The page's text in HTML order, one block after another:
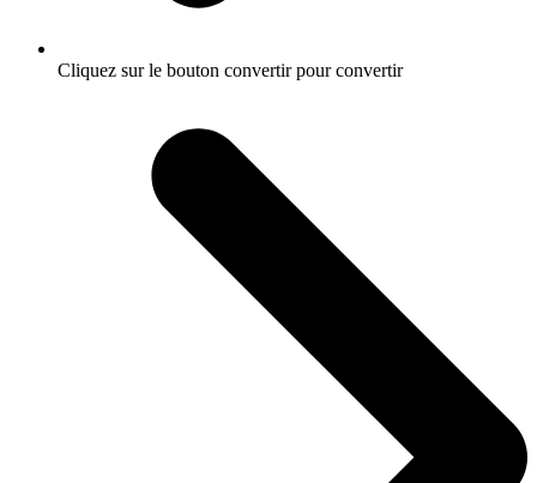
Cliquez sur le bouton convertir pour convertir